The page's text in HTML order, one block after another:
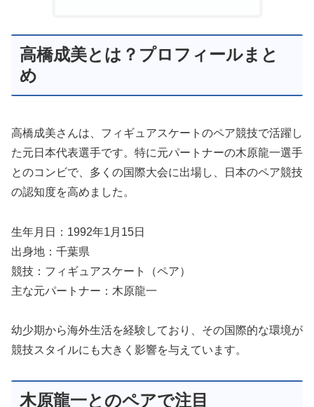
高橋成美とは？プロフィールまと
め
高橋成美さんは、フィギュアスケートのペア競技で活躍し
た元日本代表選手です。特に元パートナーの木原龍一選手
とのコンビで、多くの国際大会に出場し、日本のペア競技
の認知度を高めました。
生年月日：1992年1月15日
出身地：千葉県
競技：フィギュアスケート（ペア）
主な元パートナー：木原龍一
幼少期から海外生活を経験しており、その国際的な環境が
競技スタイルにも大きく影響を与えています。
木原龍一とのペアで注目